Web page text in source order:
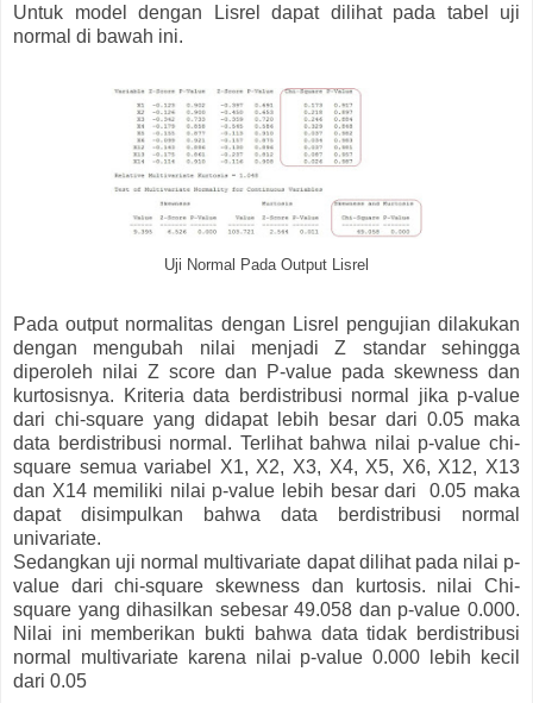
Untuk model dengan Lisrel dapat dilihat pada tabel uji
normal di bawah ini.
Uji Normal Pada Output Lisrel
Pada output normalitas dengan Lisrel pengujian dilakukan
dengan mengubah nilai menjadi Z standar sehingga
diperoleh nilai Z score dan P-value pada skewness dan
kurtosisnya. Kriteria data berdistribusi normal jika p-value
dari chi-square yang didapat lebih besar dari 0.05 maka
data berdistribusi normal. Terlihat bahwa nilai p-value chi-
square semua variabel X1, X2, X3, X4, X5, X6, X12, X13
dan X14 memiliki nilai p-value lebih besar dari 0.05 maka
dapat disimpulkan bahwa data berdistribusi normal
univariate.
Sedangkan uji normal multivariate dapat dilihat pada nilai p-
value dari chi-square skewness dan kurtosis. nilai Chi-
square yang dihasilkan sebesar 49.058 dan p-value 0.000.
Nilai ini memberikan bukti bahwa data tidak berdistribusi
normal multivariate karena nilai p-value 0.000 lebih kecil
dari 0.05